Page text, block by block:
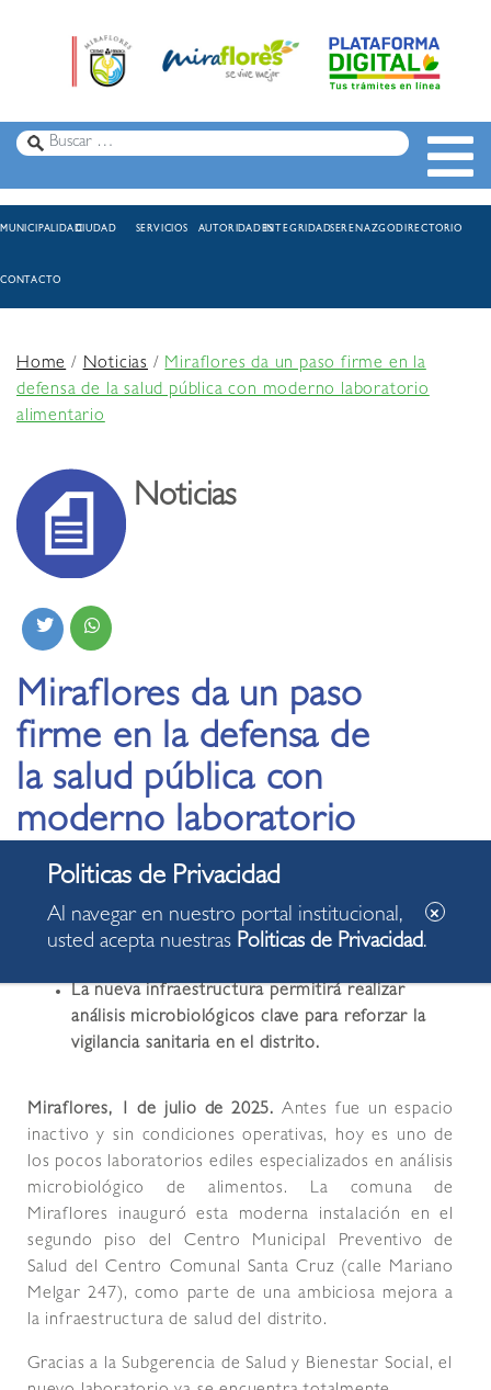
MUNICIPALIDADCIUDAD SERVICIOS AUTORIDADESINTEGRIDADSERENAZGODIRECTORIO
CONTACTO
Home/Noticias /Miraflores da un paso firme en la
defensa de la salud pública con moderno laboratorio
alimentario
Noticias
Miraflores da un paso
firme en la defensa de
la salud pública con
moderno laboratorio
alimentario
07.07.2025
La nueva infraestructura permitirá realizar
análisis microbiológicos clave para reforzar la
vigilancia sanitaria en el distrito.
Miraflores, 1 de julio de 2025. Antes fue un espacio
inactivo y sin condiciones operativas, hoy es uno de
los pocos laboratorios ediles especializados en análisis
microbiológico de alimentos. La comuna de
Miraflores inauguró esta moderna instalación en el
segundo piso del Centro Municipal Preventivo de
Salud del Centro Comunal Santa Cruz (calle Mariano
Melgar 247), como parte de una ambiciosa mejora a
la infraestructura de salud del distrito.
Gracias a la Subgerencia de Salud y Bienestar Social, el
Al navegar en nuestro portal institucional,
usted acepta nuestras Politicas de Privacidad.